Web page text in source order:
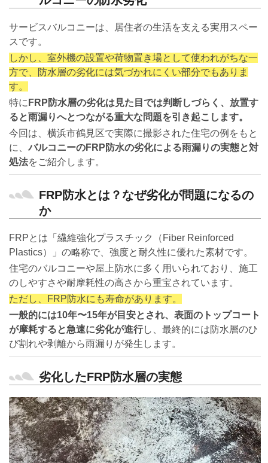
サービスバルコニーは、居住者の生活を支える実用スペー
スです。
しかし、室外機の設置や荷物置き場として使われがちな一
方で、防水層の劣化には気づかれにくい部分でもありま
す。
特に FRP防水層の劣化は見た目では判断しづらく、放置す
ると雨漏りへとつながる重大な問題を引き起こします。
今回は、横浜市鶴見区で実際に撮影された住宅の例をもと
に、 バルコニーのFRP防水の劣化による雨漏りの実態と対
処法をご紹介します。
FRP防水とは？なぜ劣化が問題になるの
か
FRPとは「繊維強化プラスチック（Fiber Reinforced
Plastics）」の略称で、強度と耐久性に優れた素材です。
住宅のバルコニーや屋上防水に多く用いられており、施工
のしやすさや耐摩耗性の高さから重宝されています。
ただし、FRP防水にも寿命があります。
一般的には10年〜15年が目安とされ、表面のトップコート
が摩耗すると急速に劣化が進行し、最終的には防水層のひ
び割れや剥離から雨漏りが発生します。
劣化したFRP防水層の実態